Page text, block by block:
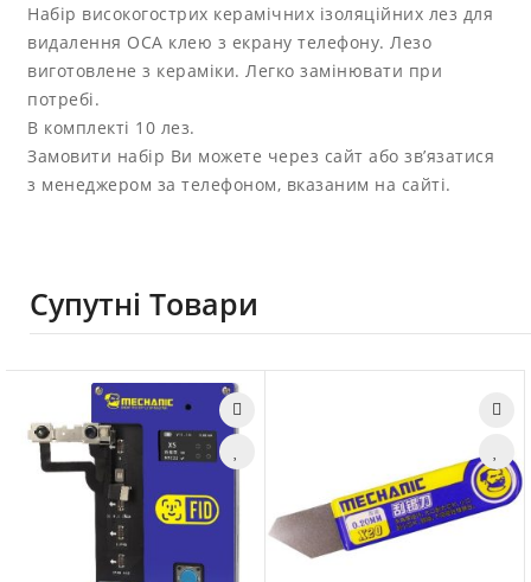
Набір високогострих керамічних ізоляційних лез для
видалення ОСА клею з екрану телефону. Лезо
виготовлене з кераміки. Легко замінювати при
потребі.
В комплекті 10 лез.
Замовити набір Ви можете через сайт або зв’язатися
з менеджером за телефоном, вказаним на сайті.
Супутні Товари